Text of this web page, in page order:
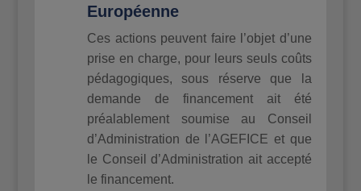
Européenne
Ces actions peuvent faire l’objet d’une
prise en charge, pour leurs seuls coûts
pédagogiques, sous réserve que la
demande de financement ait été
préalablement soumise au Conseil
d’Administration de l’AGEFICE et que
le Conseil d’Administration ait accepté
le financement.